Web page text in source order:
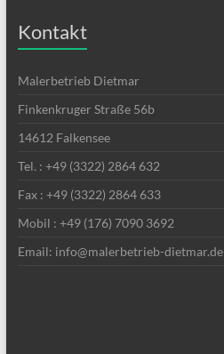
Kontakt
Malerbetrieb Dietmar
Finkenkruger Straße 56b
14612 Falkensee
Tel. : +49 (3322) 2864 632
Fax : +49 (3322) 2864 633
Mobil : +49 (176) 7090 3692
Email: info@malerbetrieb-dietmar.de